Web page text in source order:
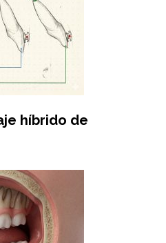
híbrido de